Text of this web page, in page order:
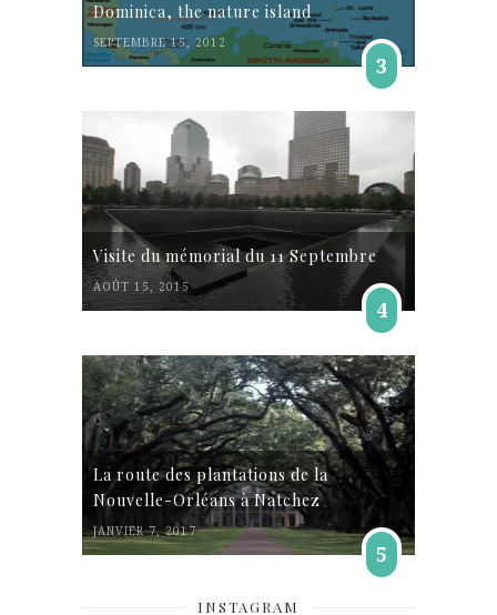
Dominica, the nature island
SEPTEMBRE 15, 2012
3
Visite du mémorial du 11 Septembre
AOÛT 15, 2015
4
La route des plantations de la
Nouvelle-Orléans à Natchez
JANVIER 7, 2017
5
INSTAGRAM